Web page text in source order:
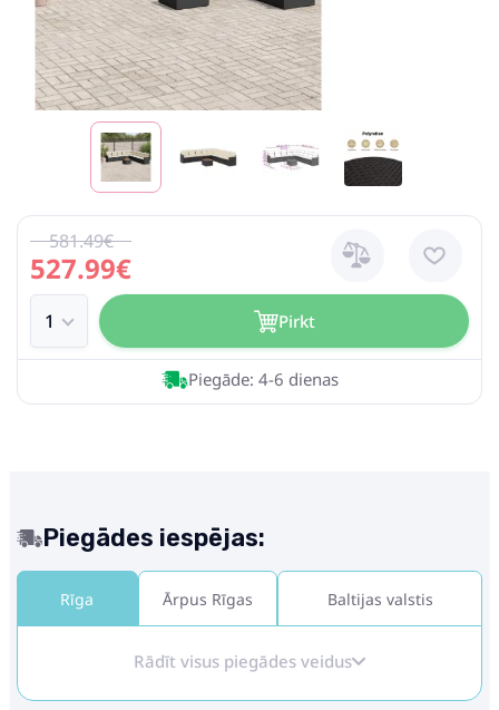
527.99€
581.49€
Pirkt
Piegāde: 4-6 dienas
Piegādes iespējas:
Rīga Ārpus Rīgas Baltijas valstis
Rādīt visus piegādes veidus